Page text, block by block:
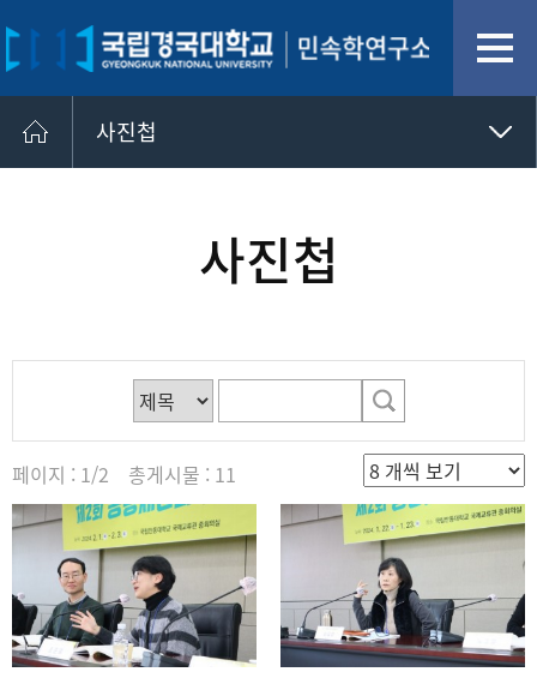
자료실
사진첩
사진첩
페이지 : 1/2 총게시물 : 11